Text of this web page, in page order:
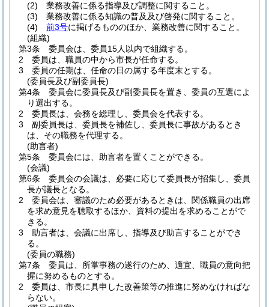
(2)
業務改善に係る指導及び調整に関すること。
(3)
業務改善に係る知識の普及及び啓発に関すること。
(4)
前3号に掲げるもののほか、業務改善に関すること。
(組織)
第3条
委員会は、委員15人以内で組織する。
2
委員は、職員の中から市長が任命する。
3
委員の任期は、任命の日の属する年度末とする。
(委員長及び副委員長)
第4条
委員会に委員長及び副委員長を置き、委員の互選によ
り選出する。
2
委員長は、会務を総理し、委員会を代表する。
3
副委員長は、委員長を補佐し、委員長に事故があるとき
は、その職務を代理する。
(助言者)
第5条
委員会には、助言者を置くことができる。
(会議)
第6条
委員会の会議は、必要に応じて委員長が招集し、委員
長が議長となる。
2
委員会は、審議のため必要があるときは、関係職員の出席
を求め意見を聴取するほか、資料の提出を求めることがで
きる。
3
助言者は、会議に出席し、指導及び助言することができ
る。
(委員の職務)
第7条
委員は、所掌事務の遂行のため、適宜、職員の意向把
握に努めるものとする。
2
委員は、市長に具申した改善策等の推進に努めなければな
らない。